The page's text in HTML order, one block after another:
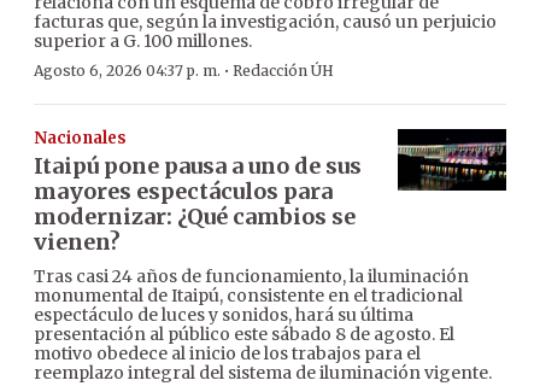
facturas que, según la investigación, causó un perjuicio
superior a G. 100 millones.
Agosto 6, 2026 04:37 p. m. · Redacción ÚH
Nacionales
Itaipú pone pausa a uno de sus
mayores espectáculos para
modernizar: ¿Qué cambios se
vienen?
Tras casi 24 años de funcionamiento, la iluminación
monumental de Itaipú, consistente en el tradicional
espectáculo de luces y sonidos, hará su última
presentación al público este sábado 8 de agosto. El
motivo obedece al inicio de los trabajos para el
reemplazo integral del sistema de iluminación vigente.